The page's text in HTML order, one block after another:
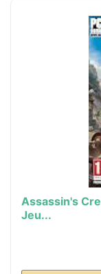
Assassin's
Jeu...